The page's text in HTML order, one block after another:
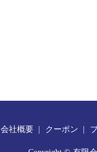
会社概要 クーポン